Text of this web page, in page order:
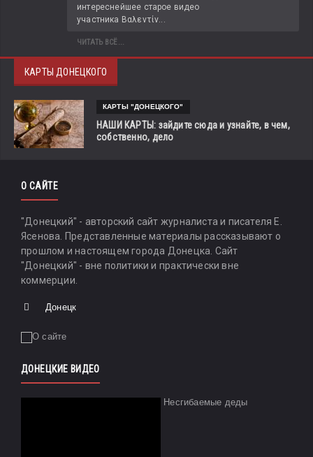
интереснейшее старое видео
участника Βαλεντίν...
ЧИТАТЬ ВСЁ...
КАРТЫ ДОНЕЦКОГО
КАРТЫ "ДОНЕЦКОГО"
НАШИ КАРТЫ: зайдите сюда и узнайте, в чем,
собственно, дело
О САЙТЕ
"Донецкий" - авторский сайт журналиста и писателя Е.
Ясенова. Представленные материалы рассказывают о
прошлом и настоящем города Донецка. Сайт
"Донецкий" - вне политики и практически вне
коммерции.
Донецк
ДОНЕЦКИЕ ВИДЕО
Несгибаемые деды